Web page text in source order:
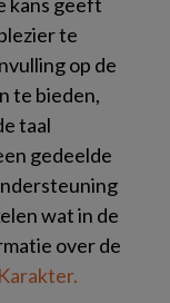
te
op de
te bieden,
taal
gedeelde
wat in de
over de